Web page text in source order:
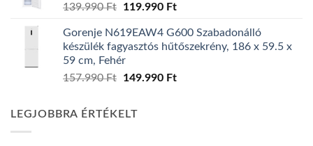
139.990Ft
Original
was:
139.990 Ft.
119.990 FtCurrent
is:
119.990 Ft.
Gorenje N619EAW4 G600 Szabadonálló
készülék fagyasztós hűtőszekrény, 186 x 59.5 x
59 cm, Fehér
157.990Ft
Original
157.990 Ft.
149.990 FtCurrent
LEGJOBBRA ÉRTÉKELT